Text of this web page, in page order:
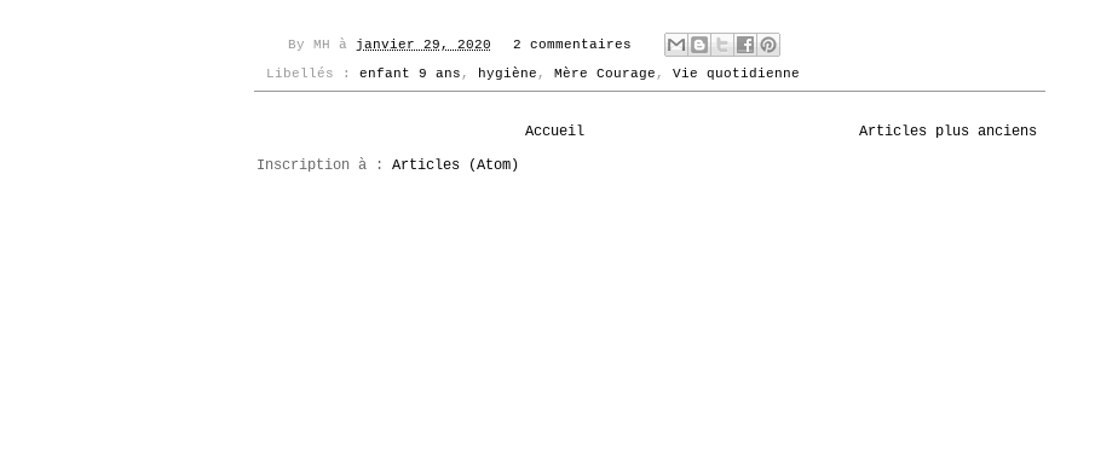
By MH à janvier 29, 2020
2 commentaires
Libellés : enfant 9 ans , hygiène , Mère Courage , Vie quotidienne
Articles plus anciens
Accueil
Inscription à : Articles (Atom)